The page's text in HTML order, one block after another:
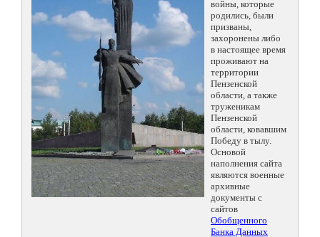
войны, которые
родились, были
призваны,
захоронены либо
в настоящее время
проживают на
территории
Пензенской
области, а также
труженикам
Пензенской
области, ковавшим
Победу в тылу.
Основой
наполнения сайта
являются военные
архивные
документы с
сайтов
Обобщенного
Банка Данных